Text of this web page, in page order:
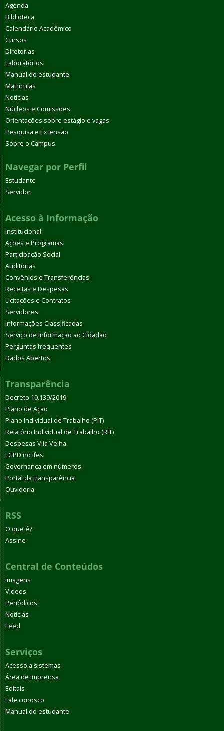
Agenda
Biblioteca
Calendário Acadêmico
Cursos
Diretorias
Laboratórios
Manual do estudante
Matrículas
Notícias
Núcleos e Comissões
Orientações sobre estágio e vagas
Pesquisa e Extensão
Sobre o Campus
Navegar por Perfil
Estudante
Servidor
Acesso à Informação
Institucional
Ações e Programas
Participação Social
Auditorias
Convênios e Transferências
Receitas e Despesas
Licitações e Contratos
Servidores
Informações Classificadas
Serviço de Informação ao Cidadão
Perguntas frequentes
Dados Abertos
Transparência
Decreto 10.139/2019
Plano de Ação
Plano Individual de Trabalho (PIT)
Relatório Individual de Trabalho (RIT)
Despesas Vila Velha
LGPD no Ifes
Governança em números
Portal da transparência
Ouvidoria
RSS
O que é?
Assine
Central de Conteúdos
Imagens
Vídeos
Periódicos
Notícias
Feed
Serviços
Acesso a sistemas
Área de imprensa
Editais
Fale conosco
Manual do estudante